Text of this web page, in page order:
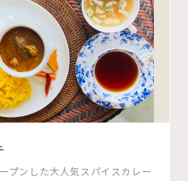
プンした大人気スパイスカレー